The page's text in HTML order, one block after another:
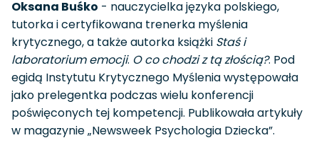
Oksana Buśko - nauczycielka języka polskiego,
tutorka i certyfikowana trenerka myślenia
krytycznego, a także autorka książki Staś i
laboratorium emocji. O co chodzi z tą złością?. Pod
egidą Instytutu Krytycznego Myślenia występowała
jako prelegentka podczas wielu konferencji
poświęconych tej kompetencji. Publikowała artykuły
w magazynie „Newsweek Psychologia Dziecka”.